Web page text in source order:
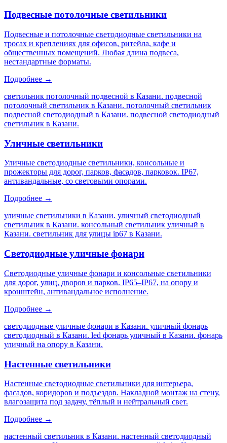
Подвесные потолочные светильники
Подвесные и потолочные светодиодные светильники на
тросах и креплениях для офисов, ритейла, кафе и
общественных помещений. Любая длина подвеса,
нестандартные форматы.
Подробнее →
светильник потолочный подвесной в Казани. подвесной
потолочный светильник в Казани. потолочный светильник
подвесной светодиодный в Казани. подвесной светодиодный
светильник в Казани.
Уличные светильники
Уличные светодиодные светильники, консольные и
прожекторы для дорог, парков, фасадов, парковок. IP67,
антивандальные, со световыми опорами.
Подробнее →
уличные светильники в Казани. уличный светодиодный
светильник в Казани. консольный светильник уличный в
Казани. светильник для улицы ip67 в Казани.
Светодиодные уличные фонари
Светодиодные уличные фонари и консольные светильники
для дорог, улиц, дворов и парков. IP65–IP67, на опору и
кронштейн, антивандальное исполнение.
Подробнее →
светодиодные уличные фонари в Казани. уличный фонарь
светодиодный в Казани. led фонарь уличный в Казани. фонарь
уличный на опору в Казани.
Настенные светильники
Настенные светодиодные светильники для интерьера,
фасадов, коридоров и подъездов. Накладной монтаж на стену,
влагозащита под задачу, тёплый и нейтральный свет.
Подробнее →
настенный светильник в Казани. настенный светодиодный